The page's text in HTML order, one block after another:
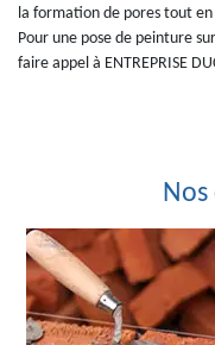
la formation de pores tout
Pour une pose de peinture
faire appel à ENTREPRISE